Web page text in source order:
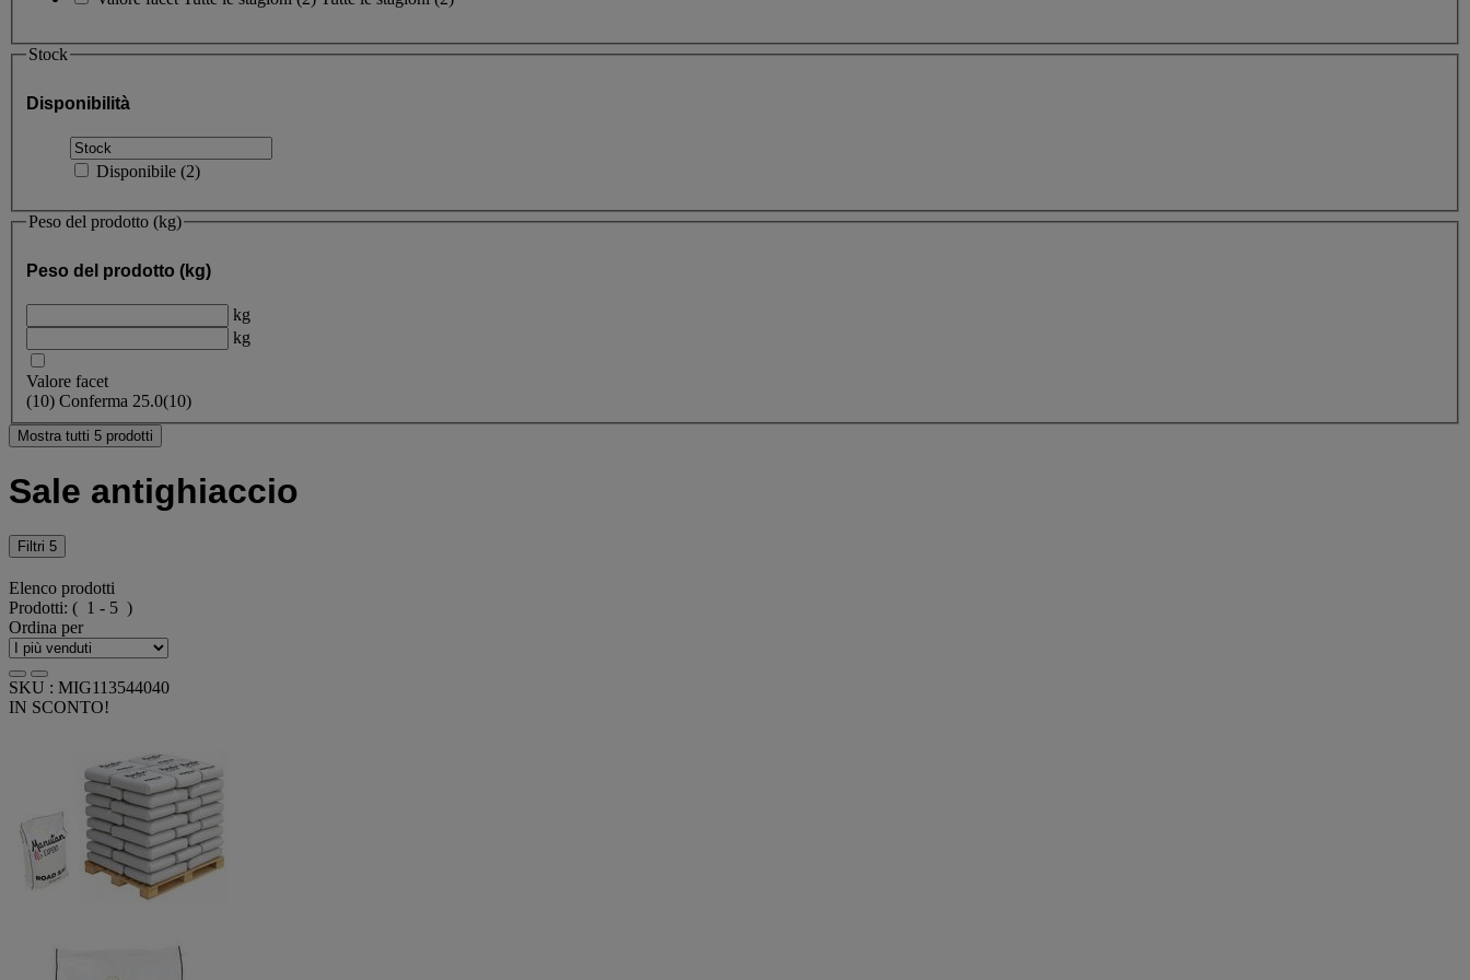
Stock
Disponibilità
Disponibile (2)
Peso del prodotto (kg)
Peso del prodotto (kg)
kg
kg
Valore facet
(10) Conferma 25.0(10)
Mostra tutti 5 prodotti
Sale antighiaccio
Filtri 5
Elenco prodotti
Prodotti: ( 1 - 5 )
Ordina per
SKU : MIG113544040
IN SCONTO!